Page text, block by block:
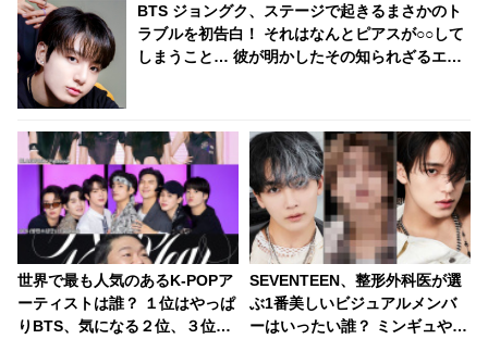
BTS ジョングク、ステージで起きるまさかのト
ラブルを初告白！ それはなんとピアスが○○して
しまうこと… 彼が明かしたその知られざるエピ
世界で最も人気のあるK-POPア
ーティストは誰？ １位はやっぱ
りBTS、気になる２位、３位
SEVENTEEN、整形外科医が選
ぶ1番美しいビジュアルメンバ
ーはいったい誰？ ミンギュやジ